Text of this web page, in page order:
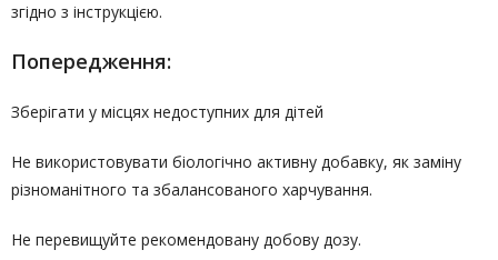
згідно з інструкцією.
Попередження:
Зберігати у місцях недоступних для дітей
Не використовувати біологічно активну добавку, як заміну
різноманітного та збалансованого харчування.
Не перевищуйте рекомендовану добову дозу.